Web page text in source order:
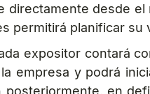
directamente desde
permitirá planificar
expositor contará
empresa y podrá
posteriormente. en